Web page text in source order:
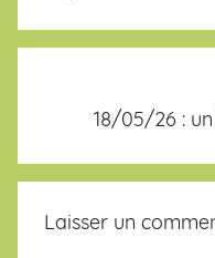
18/05/26 :
Laisser un